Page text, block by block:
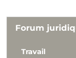
Forum
Travail